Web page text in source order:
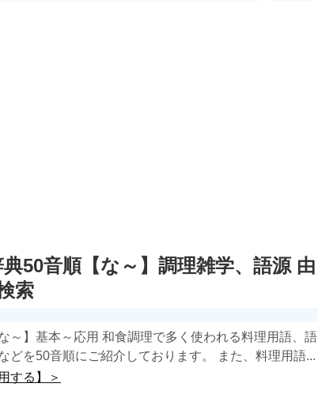
50音順【な～】調理雑学、語源 由
索
～】基本～応用 和食調理で多く使われる料理用語、語
どを50音順にご紹介しております。 また、料理用語...
する】＞